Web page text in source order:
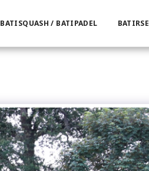
BATISQUASH / BATIPADEL BATIRSE